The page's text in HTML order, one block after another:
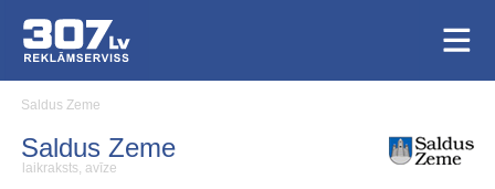
Saldus Zeme
Saldus Zeme
laikraksts, avīze